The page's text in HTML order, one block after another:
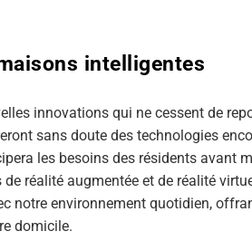
intelligentes
innovations qui ne cessent de
sans doute des technologies
les besoins des résidents avant
réalité augmentée et de réalité
notre environnement quotidien,
domicile.